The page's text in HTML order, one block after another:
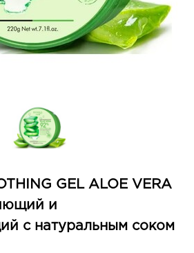
GEL ALOE VERA
и
с натуральным соком